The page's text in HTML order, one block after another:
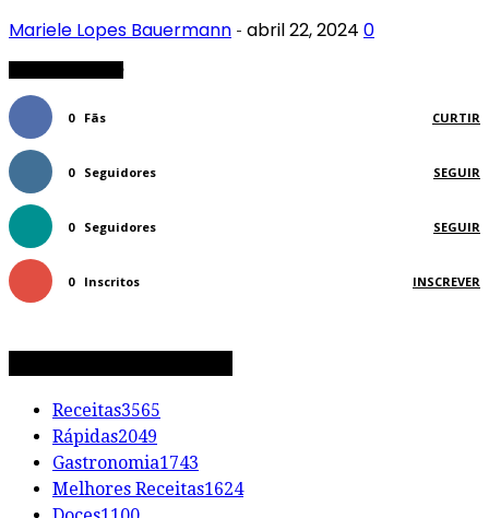
Mariele Lopes Bauermann - abril 22, 2024 0
0 Fãs CURTIR
0 Seguidores SEGUIR
0 Seguidores SEGUIR
0 Inscritos INSCREVER
Receitas3565
Rápidas2049
Gastronomia1743
Melhores Receitas1624